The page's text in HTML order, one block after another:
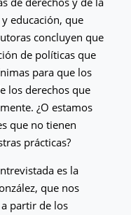
educación, que
concluyen que
de políticas que
para que los
los derechos que
¿O estamos
que no tienen
prácticas?
es la
que nos
partir de los